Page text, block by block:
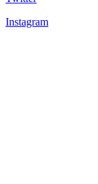
Instagram